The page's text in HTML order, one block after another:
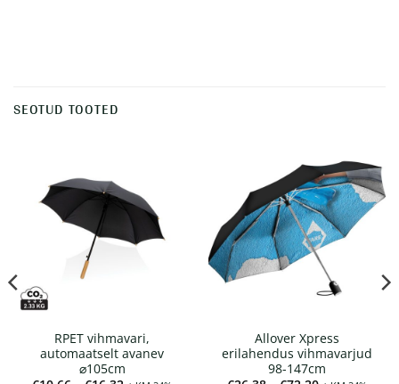
SEOTUD TOOTED
RPET vihmavari,
automaatselt avanev
⌀105cm
Allover Xpress
erilahendus vihmavarjud
98-147cm